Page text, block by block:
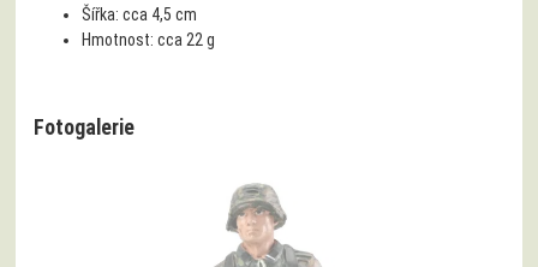
Šířka:cca 4,5 cm
Hmotnost:cca 22 g
Fotogalerie